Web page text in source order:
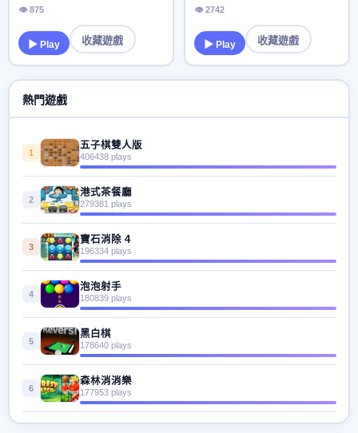
👁 875
▶ Play 收藏遊戲
👁 2742
▶ Play 收藏遊戲
熱門遊戲
1
五子棋雙人版
406438 plays
2
港式茶餐廳
279381 plays
3
寶石消除 4
196334 plays
4
泡泡射手
180839 plays
5
黑白棋
178640 plays
6
森林消消樂
177953 plays